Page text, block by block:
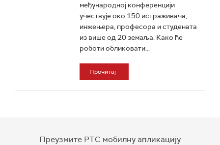
међународној конференцији
учествује око 150 истраживача,
инжењера, професора и студената
из више од 20 земаља. Како ће
роботи обликовати...
Прочитај
Преузмите РТС мобилну апликацију